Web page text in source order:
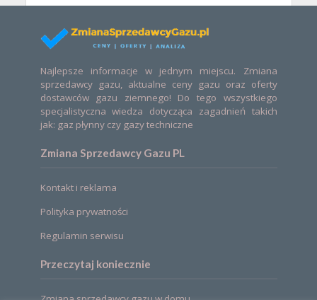
Najlepsze informacje w jednym miejscu. Zmiana
sprzedawcy gazu, aktualne ceny gazu oraz oferty
dostawców gazu ziemnego! Do tego wszystkiego
specjalistyczna wiedza dotycząca zagadnień takich
jak: gaz płynny czy gazy techniczne
Zmiana Sprzedawcy Gazu PL
Kontakt i reklama
Polityka prywatności
Regulamin serwisu
Przeczytaj koniecznie